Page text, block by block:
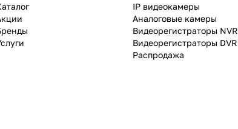
IP видеокамеры
Аналоговые камеры
Видеорегистраторы NVR
Видеорегистраторы DVR
Распродажа